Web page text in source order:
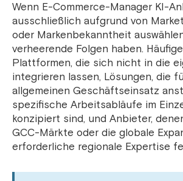
Wenn E-Commerce-Manager KI-
ausschließlich aufgrund von
oder Markenbekanntheit
verheerende Folgen haben.
Plattformen, die sich nicht in die
integrieren lassen, Lösungen, die
allgemeinen Geschäftseinsatz
spezifische Arbeitsabläufe im
konzipiert sind, und Anbieter,
GCC-Märkte oder die globale
erforderliche regionale Expertise